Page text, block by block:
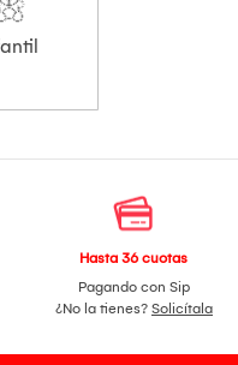
Hasta 36 cuotas
Pagando con Sip
¿No la tienes? Solicítala